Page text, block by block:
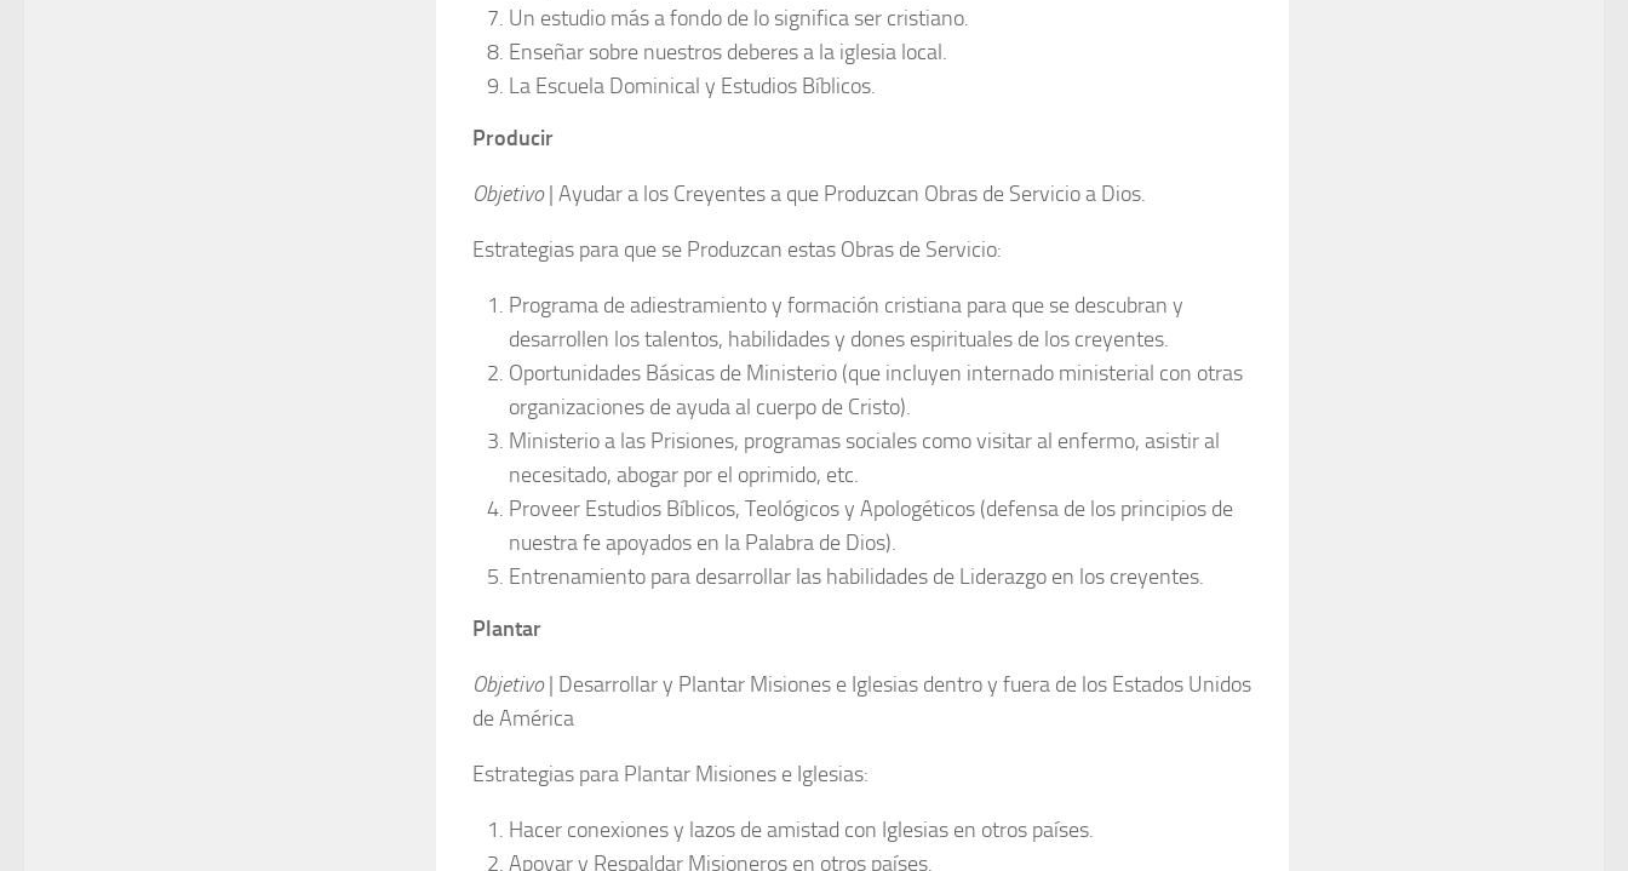
Un estudio más a fondo de lo significa ser cristiano.
Enseñar sobre nuestros deberes a la iglesia local.
La Escuela Dominical y Estudios Bíblicos.
Producir
Objetivo| Ayudar a los Creyentes a que Produzcan Obras de Servicio a Dios.
Estrategias para que se Produzcan estas Obras de Servicio:
Programa de adiestramiento y formación cristiana para que se descubran y
desarrollen los talentos, habilidades y dones espirituales de los creyentes.
Oportunidades Básicas de Ministerio (que incluyen internado ministerial con otras
organizaciones de ayuda al cuerpo de Cristo).
Ministerio a las Prisiones, programas sociales como visitar al enfermo, asistir al
necesitado, abogar por el oprimido, etc.
Proveer Estudios Bíblicos, Teológicos y Apologéticos (defensa de los principios de
nuestra fe apoyados en la Palabra de Dios).
Entrenamiento para desarrollar las habilidades de Liderazgo en los creyentes.
Plantar
Objetivo| Desarrollar y Plantar Misiones e Iglesias dentro y fuera de los Estados Unidos
de América
Estrategias para Plantar Misiones e Iglesias:
Hacer conexiones y lazos de amistad con Iglesias en otros países.
Apoyar y Respaldar Misioneros en otros países.